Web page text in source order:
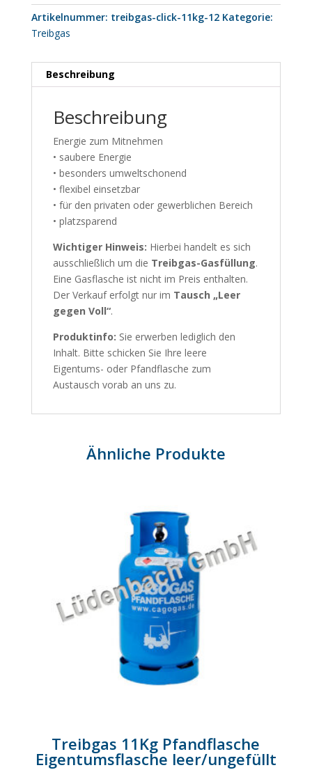
Artikelnummer: treibgas-click-11kg-12 Kategorie:
Treibgas
Beschreibung
Beschreibung
Energie zum Mitnehmen
• saubere Energie
• besonders umweltschonend
• flexibel einsetzbar
• für den privaten oder gewerblichen Bereich
• platzsparend
Wichtiger Hinweis: Hierbei handelt es sich
ausschließlich um die Treibgas-Gasfüllung.
Eine Gasflasche ist nicht im Preis enthalten.
Der Verkauf erfolgt nur im Tausch „Leer
gegen Voll“.
Produktinfo: Sie erwerben lediglich den
Inhalt. Bitte schicken Sie Ihre leere
Eigentums- oder Pfandflasche zum
Austausch vorab an uns zu.
Ähnliche Produkte
Treibgas 11Kg Pfandflasche
Eigentumsflasche leer/ungefüllt